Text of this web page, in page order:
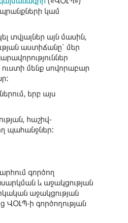
կամ
տվյալներ այն մասին,
աստիճանը՝ մեր
ուստի մենք սովորաբար
երբ այս
հաշիվ-
պահանջներ:
գործող
և աջակցության
աջակցության
ՎՕԼՊ-ի գործողության